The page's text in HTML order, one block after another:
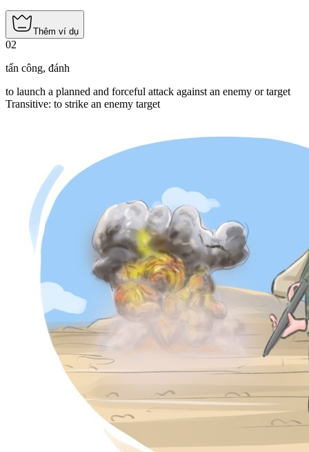
Thêm ví dụ
02
tấn công, đánh
to launch a planned and forceful attack against an enemy or target
Transitive: to strike an enemy target